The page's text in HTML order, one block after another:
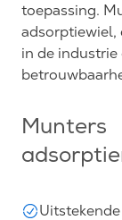
toepassing.
adsorptiewiel,
in de industrie
Munters